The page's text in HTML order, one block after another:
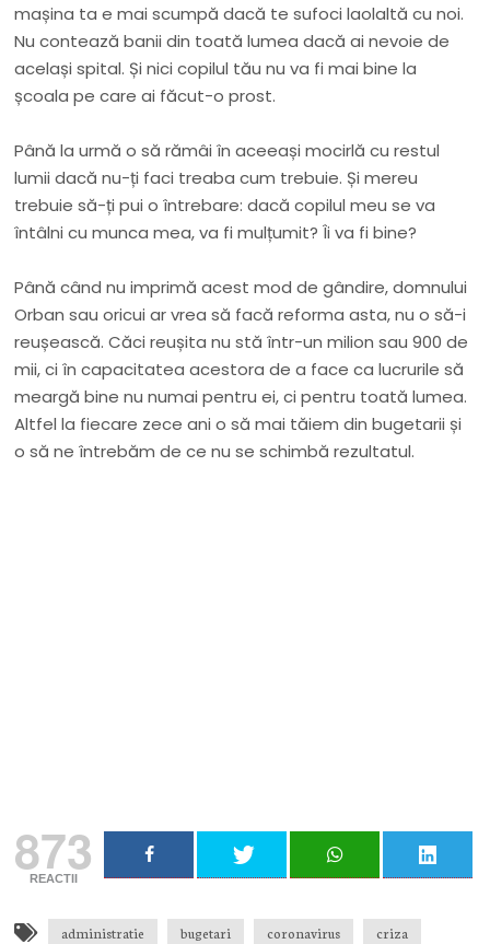
mașina ta e mai scumpă dacă te sufoci laolaltă cu noi.
Nu contează banii din toată lumea dacă ai nevoie de
același spital. Și nici copilul tău nu va fi mai bine la
școala pe care ai făcut-o prost.
Până la urmă o să rămâi în aceeași mocirlă cu restul
lumii dacă nu-ți faci treaba cum trebuie. Și mereu
trebuie să-ți pui o întrebare: dacă copilul meu se va
întâlni cu munca mea, va fi mulțumit? Îi va fi bine?
Până când nu imprimă acest mod de gândire, domnului
Orban sau oricui ar vrea să facă reforma asta, nu o să-i
reușească. Căci reușita nu stă într-un milion sau 900 de
mii, ci în capacitatea acestora de a face ca lucrurile să
meargă bine nu numai pentru ei, ci pentru toată lumea.
Altfel la fiecare zece ani o să mai tăiem din bugetarii și
o să ne întrebăm de ce nu se schimbă rezultatul.
873
REACTII
administratie bugetari coronavirus
criza